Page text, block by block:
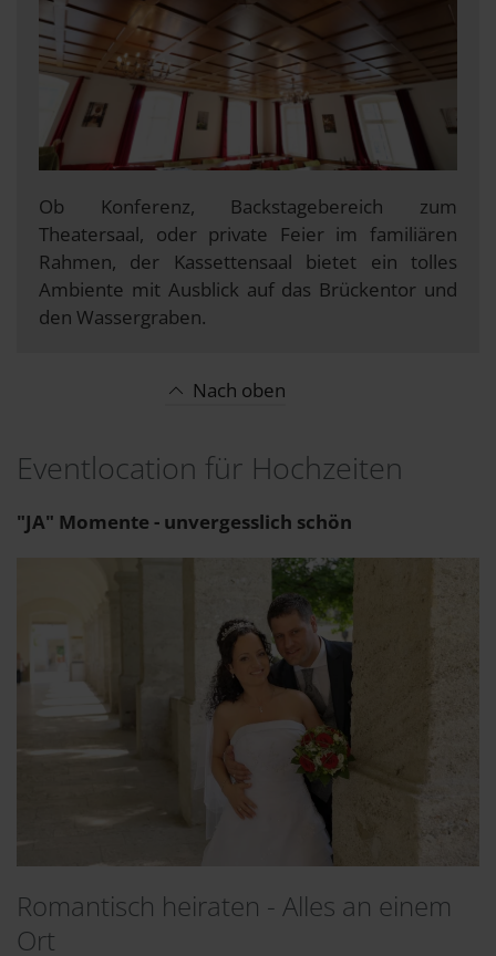
Ob Konferenz, Backstagebereich zum
Theatersaal, oder private Feier im familiären
Rahmen, der Kassettensaal bietet ein tolles
Ambiente mit Ausblick auf das Brückentor und
den Wassergraben.
Nach oben
Eventlocation für Hochzeiten
"JA" Momente - unvergesslich schön
Romantisch heiraten - Alles an einem
Ort